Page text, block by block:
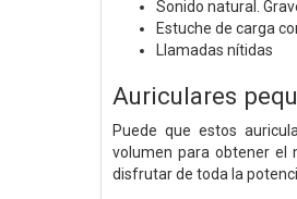
Sonido natural.
Estuche de carga
Llamadas nítidas
Auriculares
Puede que estos
volumen para obtener el
disfrutar de toda la